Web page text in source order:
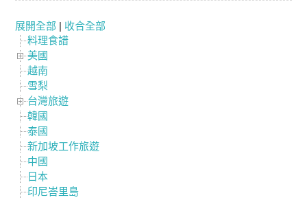
展開全部 | 收合全部
料理食譜
美國
越南
雪梨
台灣旅遊
韓國
泰國
新加坡工作旅遊
中國
日本
印尼峇里島